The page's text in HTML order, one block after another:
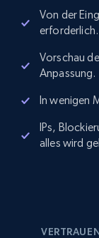
Von der
erforderlich.
Vorschau
Anpassung.
In wenigen
IPs,
alles wird